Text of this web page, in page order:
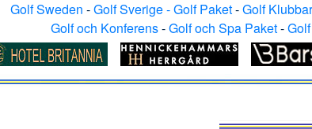
Golf Sweden -Golf Sverige - Golf Paket-Golf Klubbar
Golf och Konferens-Golf och Spa Paket-